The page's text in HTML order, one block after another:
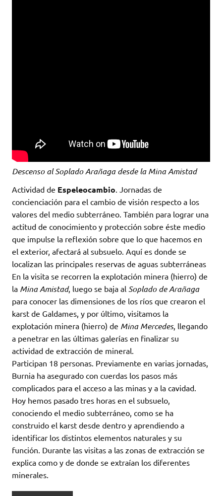
Descenso al Soplado Arañaga desde la Mina Amistad
Actividad de Espeleocambio . Jornadas de
concienciación para el cambio de visión respecto a los
valores del medio subterráneo. También para lograr una
actitud de conocimiento y protección sobre éste medio
que impulse la reflexión sobre que lo que hacemos en
el exterior, afectará al subsuelo. Aquí es donde se
localizan las principales reservas de aguas subterráneas
En la visita se recorren la explotación minera (hierro) de
la Mina Amistad, luego se baja al Soplado de Arañaga
para conocer las dimensiones de los ríos que crearon el
karst de Galdames, y por último, visitamos la
explotación minera (hierro) de Mina Mercedes, llegando
a penetrar en las últimas galerías en finalizar su
actividad de extracción de mineral.
Participan 18 personas. Previamente en varias jornadas,
Burnia ha asegurado con cuerdas los pasos más
complicados para el acceso a las minas y a la cavidad.
Hoy hemos pasado tres horas en el subsuelo,
conociendo el medio subterráneo, como se ha
construido el karst desde dentro y aprendiendo a
identificar los distintos elementos naturales y su
función. Durante las visitas a las zonas de extracción se
explica como y de donde se extraían los diferentes
minerales.